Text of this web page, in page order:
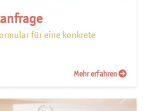
für eine konkrete
Mehr erfahren